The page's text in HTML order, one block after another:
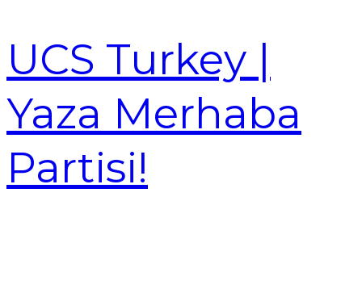
UCS Turkey |
Yaza Merhaba
Partisi!